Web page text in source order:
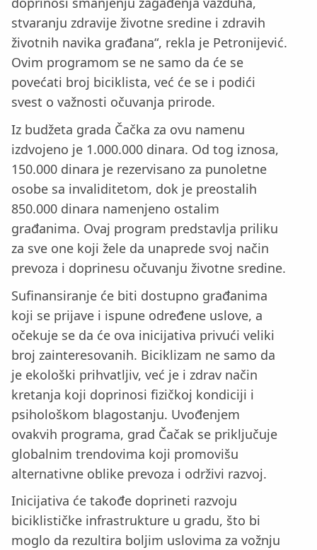
stvaranju zdravije životne sredine i zdravih
životnih navika građana“, rekla je Petronijević.
Ovim programom se ne samo da će se
povećati broj biciklista, već će se i podići
svest o važnosti očuvanja prirode.
Iz budžeta grada Čačka za ovu namenu
izdvojeno je 1.000.000 dinara. Od tog iznosa,
150.000 dinara je rezervisano za punoletne
osobe sa invaliditetom, dok je preostalih
850.000 dinara namenjeno ostalim
građanima. Ovaj program predstavlja priliku
za sve one koji žele da unaprede svoj način
prevoza i doprinesu očuvanju životne sredine.
Sufinansiranje će biti dostupno građanima
koji se prijave i ispune određene uslove, a
očekuje se da će ova inicijativa privući veliki
broj zainteresovanih. Biciklizam ne samo da
je ekološki prihvatljiv, već je i zdrav način
kretanja koji doprinosi fizičkoj kondiciji i
psihološkom blagostanju. Uvođenjem
ovakvih programa, grad Čačak se priključuje
globalnim trendovima koji promovišu
alternativne oblike prevoza i održivi razvoj.
Inicijativa će takođe doprineti razvoju
biciklističke infrastrukture u gradu, što bi
moglo da rezultira boljim uslovima za vožnju